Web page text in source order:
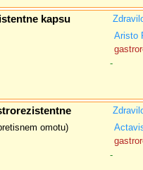
kapsu
Aristo
-
omotu)
-